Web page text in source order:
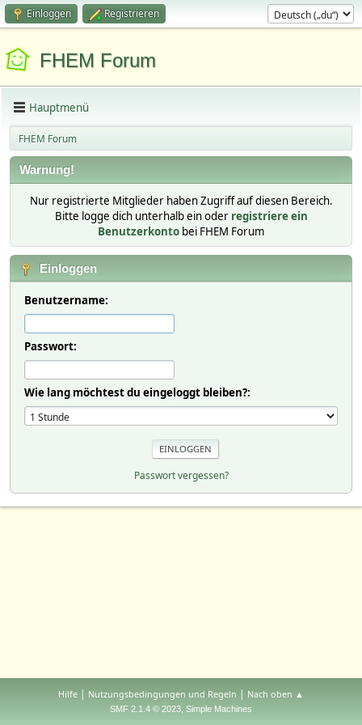
Einloggen Registrieren
FHEM Forum
Hauptmenü
FHEM Forum
Warnung!
Nur registrierte Mitglieder haben Zugriff auf diesen Bereich.
Bitte logge dich unterhalb ein oder registriere ein
Benutzerkonto bei FHEM Forum
Einloggen
Benutzername:
Passwort:
Wie lang möchtest du eingeloggt bleiben?:
Passwort vergessen?
Hilfe | Nutzungsbedingungen und Regeln | Nach oben ▲
SMF 2.1.4 © 2023, Simple Machines